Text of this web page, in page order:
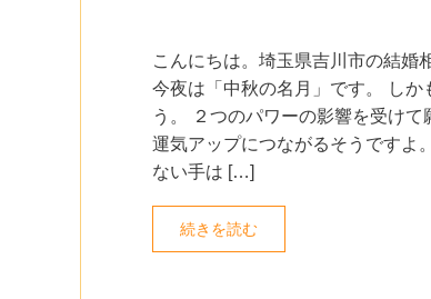
こんにちは。埼玉県吉川市の結婚
今夜は「中秋の名月」です。 しか
う。 ２つのパワーの影響を受けて
運気アップにつながるそうですよ
ない手は […]
続きを読む